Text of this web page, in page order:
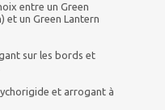
entre un Green
et un Green Lantern
sur les bords et
et arrogant à